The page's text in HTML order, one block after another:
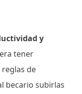
y
tener
de
becario subirlas